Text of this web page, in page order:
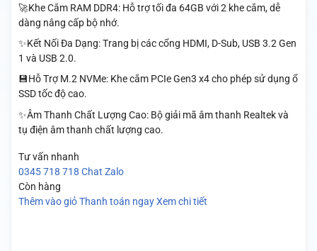
🚀Khe Cắm RAM DDR4: Hỗ trợ tối đa 64GB với 2 khe cắm, dễ
dàng nâng cấp bộ nhớ.
✨Kết Nối Đa Dạng: Trang bị các cổng HDMI, D-Sub, USB 3.2 Gen
1 và USB 2.0.
💾Hỗ Trợ M.2 NVMe: Khe cắm PCIe Gen3 x4 cho phép sử dụng ổ
SSD tốc độ cao.
✨Âm Thanh Chất Lượng Cao: Bộ giải mã âm thanh Realtek và
tụ điện âm thanh chất lượng cao.
Tư vấn nhanh
0345 718 718 Chat Zalo
Còn hàng
Thêm vào giỏ Thanh toán ngay Xem chi tiết